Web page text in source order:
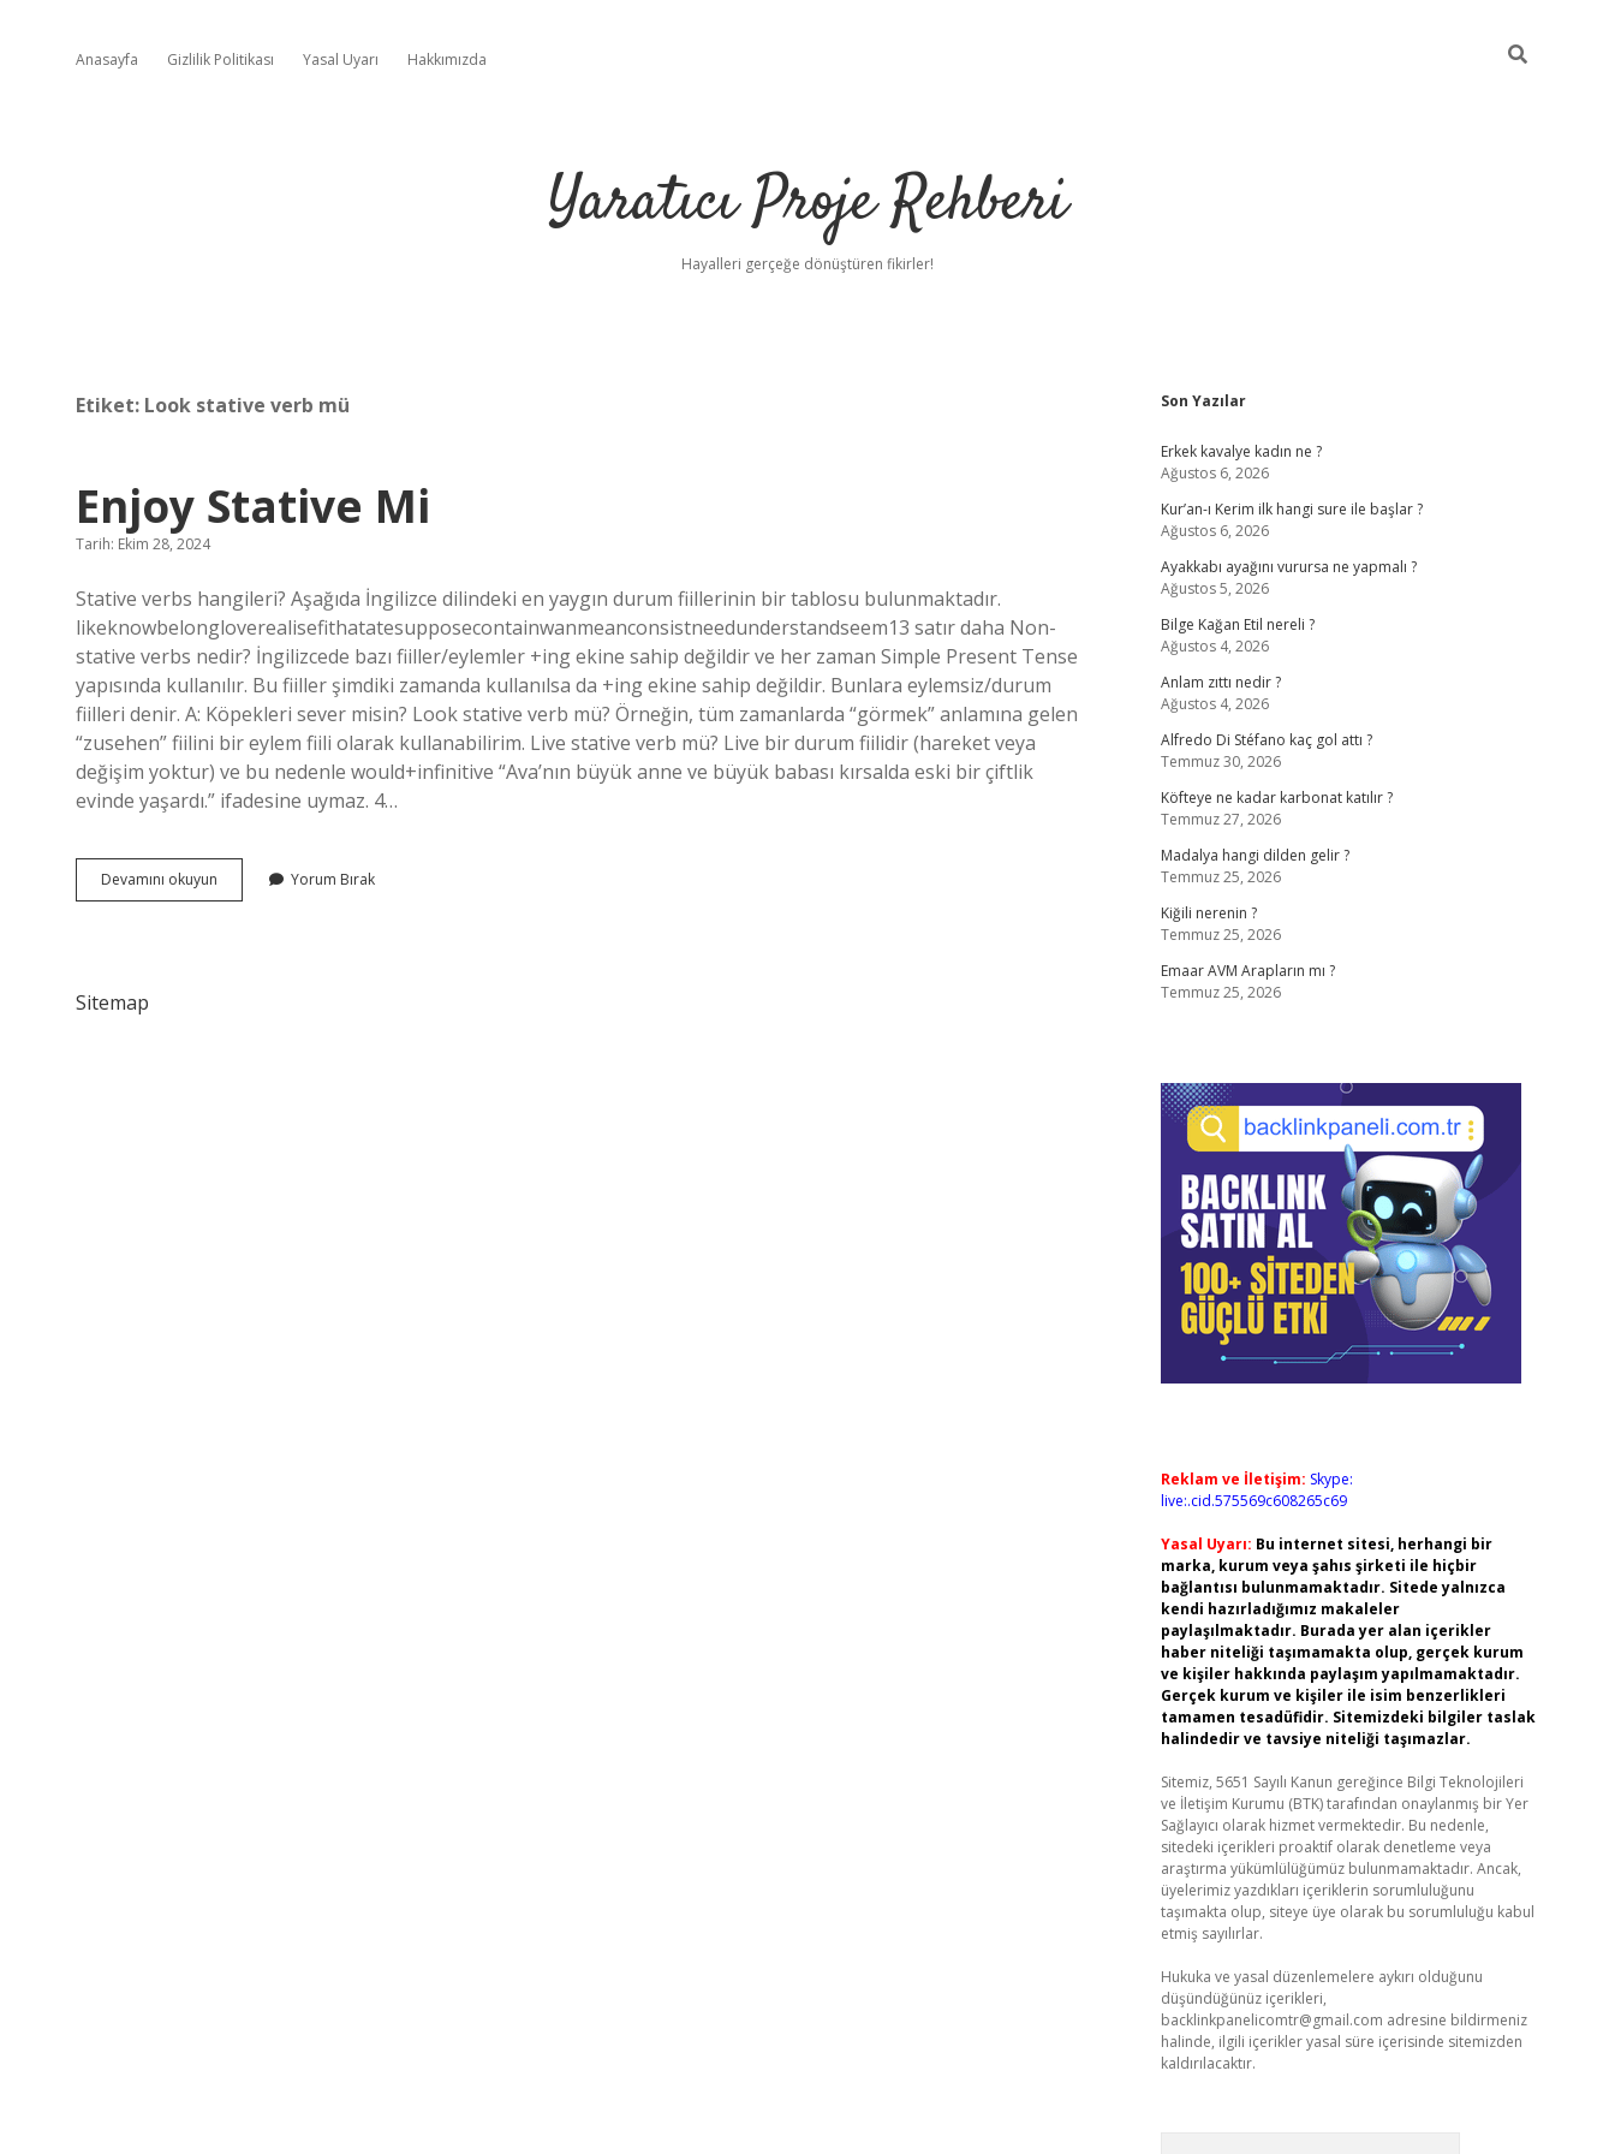
Anasayfa Gizlilik Politikası Yasal Uyarı Hakkımızda
Yaratıcı Proje Rehberi
Hayalleri gerçeğe dönüştüren fikirler!
Etiket: Look stative verb mü
Enjoy Stative Mi
Tarih: Ekim 28, 2024
Stative verbs hangileri? Aşağıda İngilizce dilindeki en yaygın durum fiillerinin bir tablosu bulunmaktadır.
likeknowbelongloverealisefithatatesupposecontainwanmeanconsistneedunderstandseem13 satır daha Non-
stative verbs nedir? İngilizcede bazı fiiller/eylemler +ing ekine sahip değildir ve her zaman Simple Present Tense
yapısında kullanılır. Bu fiiller şimdiki zamanda kullanılsa da +ing ekine sahip değildir. Bunlara eylemsiz/durum
fiilleri denir. A: Köpekleri sever misin? Look stative verb mü? Örneğin, tüm zamanlarda “görmek” anlamına gelen
“zusehen” fiilini bir eylem fiili olarak kullanabilirim. Live stative verb mü? Live bir durum fiilidir (hareket veya
değişim yoktur) ve bu nedenle would+infinitive “Ava’nın büyük anne ve büyük babası kırsalda eski bir çiftlik
evinde yaşardı.” ifadesine uymaz. 4…
Devamını okuyun
Stative
Yorum Bırak
Sitemap
Sidebar
Son Yazılar
Erkek kavalye kadın ne ?
Ağustos 6, 2026
Kur’an-ı Kerim ilk hangi sure ile başlar ?
Ağustos 6, 2026
Ayakkabı ayağını vurursa ne yapmalı ?
Ağustos 5, 2026
Bilge Kağan Etil nereli ?
Ağustos 4, 2026
Anlam zıttı nedir ?
Ağustos 4, 2026
Alfredo Di Stéfano kaç gol attı ?
Temmuz 30, 2026
Köfteye ne kadar karbonat katılır ?
Temmuz 27, 2026
Madalya hangi dilden gelir ?
Temmuz 25, 2026
Kiğili nerenin ?
Temmuz 25, 2026
Emaar AVM Arapların mı ?
Temmuz 25, 2026
Reklam ve İletişim: Skype:
live:.cid.575569c608265c69
Yasal Uyarı: Bu internet sitesi, herhangi bir
marka, kurum veya şahıs şirketi ile hiçbir
bağlantısı bulunmamaktadır. Sitede yalnızca
kendi hazırladığımız makaleler
paylaşılmaktadır. Burada yer alan içerikler
haber niteliği taşımamakta olup, gerçek kurum
ve kişiler hakkında paylaşım yapılmamaktadır.
Gerçek kurum ve kişiler ile isim benzerlikleri
tamamen tesadüfidir. Sitemizdeki bilgiler taslak
halindedir ve tavsiye niteliği taşımazlar.
Sitemiz, 5651 Sayılı Kanun gereğince Bilgi Teknolojileri
ve İletişim Kurumu (BTK) tarafından onaylanmış bir Yer
Sağlayıcı olarak hizmet vermektedir. Bu nedenle,
sitedeki içerikleri proaktif olarak denetleme veya
araştırma yükümlülüğümüz bulunmamaktadır. Ancak,
üyelerimiz yazdıkları içeriklerin sorumluluğunu
taşımakta olup, siteye üye olarak bu sorumluluğu kabul
etmiş sayılırlar.
Hukuka ve yasal düzenlemelere aykırı olduğunu
düşündüğünüz içerikleri,
backlinkpanelicomtr@gmail.com adresine bildirmeniz
halinde, ilgili içerikler yasal süre içerisinde sitemizden
kaldırılacaktır.
ilbet mobil girişpiabellacasino